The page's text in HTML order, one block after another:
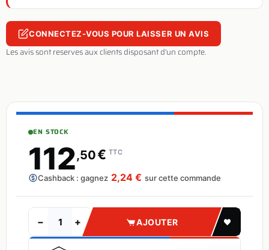
CONNECTEZ-VOUS POUR LAISSER UN AVIS
Les avis sont reserves aux clients disposant d'un compte.
EN STOCK
112,50€ TTC
Cashback : gagnez 2,24 € sur cette commande
− + AJOUTER